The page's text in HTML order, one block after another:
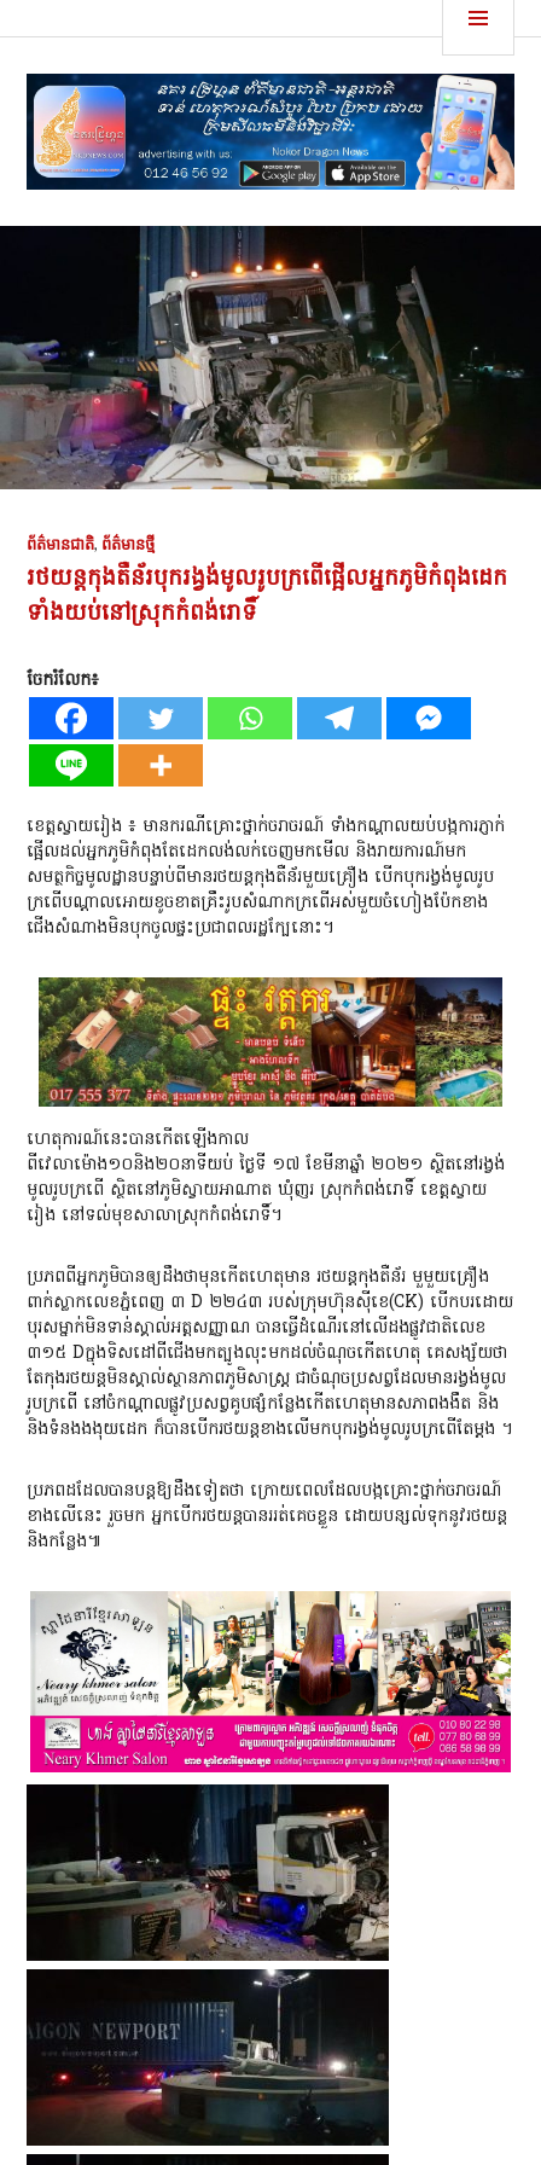
to នគរដ្រេហ្គន
ព័ត៌មានជាតិ, ព័ត៌មានថ្មី
រថយន្តកុងតឺន័​របុក​រង្វង់​មូល​រូប​ក្រពើផ្អើលអ្នកភូមិកំពុងដេក
ទាំងយប់នៅស្រុកកំពង់រោទិ៍
ចែករំលែក៖
ខេត្តស្វាយរៀង ៖ មានករណីគ្រោះថ្នាក់ចរាចរណ៍ ទាំងកណ្ដាលយប់បង្កការភ្ញាក់
ផ្អើលដល់អ្នកភូមិកំពុងតែដេកលង់លក់ចេញមកមើល និងរាយការណ៍មក
សមត្ថកិច្ចមូលដ្ឋានបន្ទាប់ពីមានរថយន្តកុងតឺន័រមួយគ្រឿង ​បើក​បុក​រង្វង់​មូល​រូប​
ក្រពើបណ្ដាលអោយ​​ខូចខាត​គ្រឹះ​រូបសំណាក​ក្រពើ​អស់​មួយ​ចំហៀង​ប៉ែក​ខាង
ជើង​សំណាងមិនបុកចូលផ្ទះប្រជាពលរដ្ឋក្បែនោះ។
ហេតុការណ៍នេះបានកើតឡើងកាល
ពីវេលា​ម៉ោង​១០និង២០នាទី​យប់ ​ថ្ងៃទី ១៧ ខែមីនា​ឆ្នាំ ២០២១ ស្ថិតនៅ​រង្វង់​
មូល​រូប​ក្រពើ ស្ថិតនៅ​ភូមិ​ស្វាយ​អាណា​ត ឃុំ​ញរ ស្រុក​កំពង់រោទិ៍ ខេត្តស្វាយ
រៀង នៅ​ទល់មុខ​សាលាស្រុក​កំពង់រោទិ៍។
​ប្រភពពីអ្នកភូមិបាន​ឲ្យ​ដឹងថាមុនកើតហេតុមាន រថយន្ត​កុងតឺន័រ មួមួយគ្រឿង
ពាក់ស្លាកលេខ​ភ្នំពេញ ៣ D ២២៤៣ របស់​ក្រុមហ៊ុន​ស៊ី​ខេ​(CK) បើកបរ​ដោយ​
បុរស​ម្នាក់​មិនទាន់​ស្គាល់​អត្ដ​សញ្ញាណ បានធ្វើដំណើរនៅលើ​ដងផ្លូវ​ជាតិ​លេខ
៣១៥ D​ក្នុងទិសដៅ​ពី​ជើង​មក​ត្បូង​លុះ​មកដល់​ចំណុចកើតហេតុ គេ​សង្ស័យថា​
តែ​កុង​រថយន្ត​មិន​ស្គាល់​ស្ថានភាព​ភូមិសាស្ត្រ ជា​ចំណុចប្រសព្វ​ដែលមាន​រង្វង់​មូល​
រូប​ក្រពើ នៅ​ចំ​កណ្តាលផ្លូវ​ប្រសព្វ​គូប​ផ្សំ​កន្លែងកើតហេតុ​មាន​សភាព​ងងឹត និង
និងទំនងងងុយដេក ក៏បាន​បើករថយន្ដ​ខាងលើ​មក​បុក​រង្វង់​មូល​រូប​ក្រពើ​តែម្ដង ។
​ប្រភព​ដដែល​បាន​បន្ត​ឱ្យដឹងទៀតថា ក្រោយ​ពេលដែល​បង្ក​គ្រោះថ្នាក់​ចរាចរណ៍​
ខាងលើនេះ រួចមក អ្នកបើក​រថយន្ត​បាន​ររត់គេចខ្លួន ដោយ​បន្សល់ទុក​នូវ​រថយន្ត
និងកន្លែង៕